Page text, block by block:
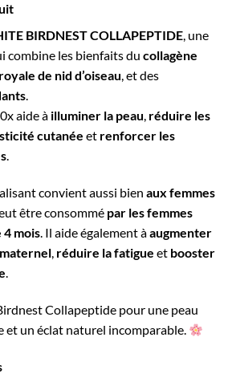
BIRDNEST COLLAPEPTIDE, une
combine les bienfaits du collagène
de nid d’oiseau, et des
.
aide à illuminer la peau, réduire les
cutanée et renforcer les
.
convient aussi bien aux femmes
être consommé par les femmes
mois. Il aide également àaugmenter
, réduire la fatigue et booster
.
Collapeptide pour une peau
et un éclat naturel incomparable.